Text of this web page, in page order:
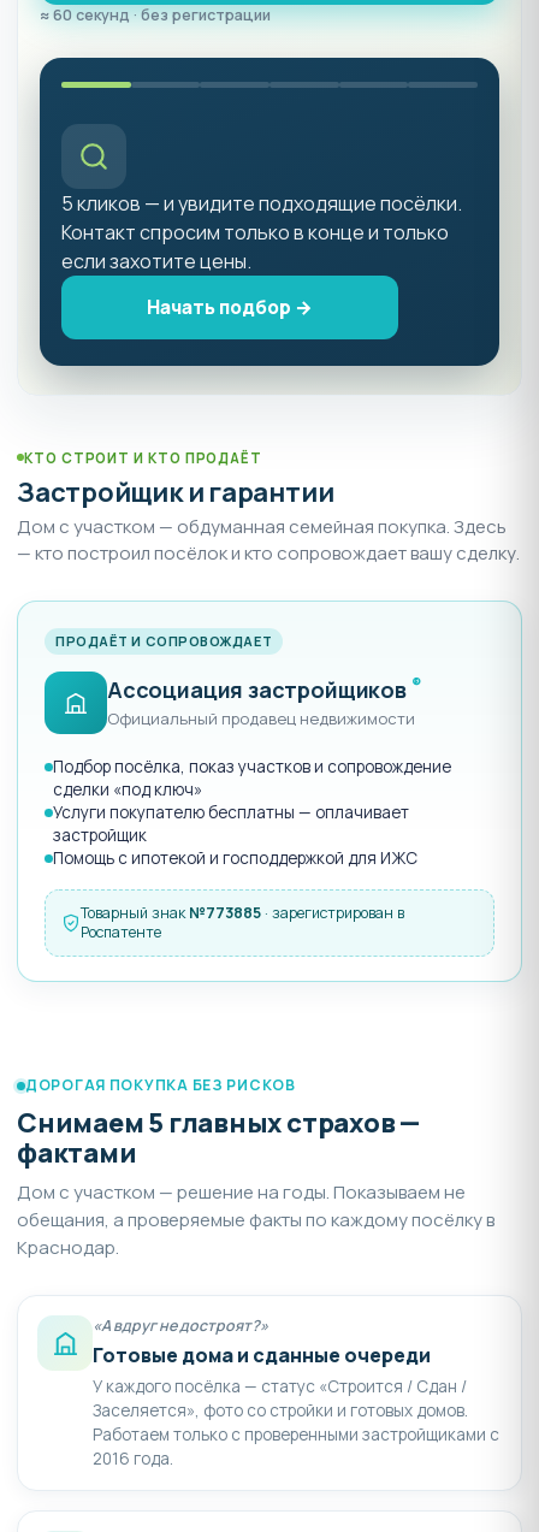
≈ 60 секунд · без регистрации
5 кликов — и увидите подходящие посёлки.
Контакт спросим только в конце и только
если захотите цены.
Начать подбор →
КТО СТРОИТ И КТО ПРОДАЁТ
Застройщик и гарантии
Дом с участком — обдуманная семейная покупка. Здесь
— кто построил посёлок и кто сопровождает вашу сделку.
ПРОДАЁТ И СОПРОВОЖДАЕТ
Ассоциация застройщиков ®
Официальный продавец недвижимости
Подбор посёлка, показ участков и сопровождение
сделки «под ключ»
Услуги покупателю бесплатны — оплачивает
застройщик
Помощь с ипотекой и господдержкой для ИЖС
Товарный знак№773885 · зарегистрирован в
Роспатенте
ДОРОГАЯ ПОКУПКА БЕЗ РИСКОВ
Снимаем 5 главных страхов —
фактами
Дом с участком — решение на годы. Показываем не
обещания, а проверяемые факты по каждому посёлку в
Краснодар.
«А вдруг не достроят?»
Готовые дома и сданные очереди
У каждого посёлка — статус «Строится / Сдан /
Заселяется», фото со стройки и готовых домов.
Работаем только с проверенными застройщиками с
2016 года.